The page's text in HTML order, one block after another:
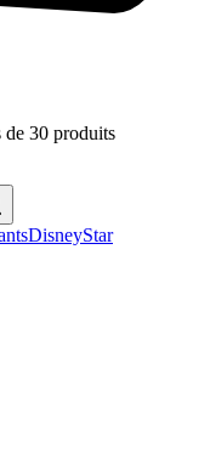
de 30 produits
DisneyStar